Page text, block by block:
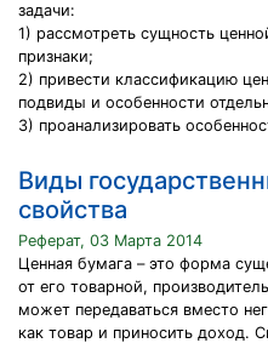
задачи:
1) рассмотреть сущность
признаки;
2) привести классификацию
подвиды и особенности
3) проанализировать
Виды
свойства
Реферат, 03 Марта 2014
Ценная бумага – это форма
от его товарной,
может передаваться вместо
как товар и приносить доход.